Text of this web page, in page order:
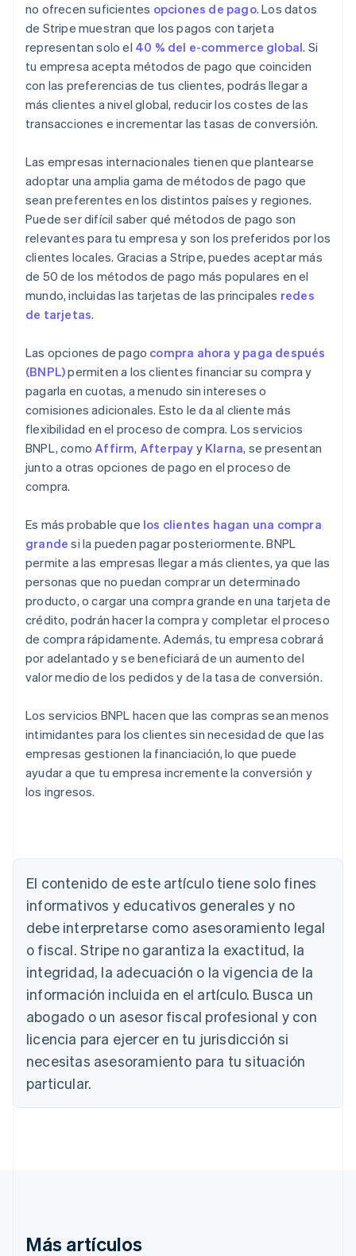
no ofrecen suficientes opciones de pago. Los datos
de Stripe muestran que los pagos con tarjeta
representan solo el 40 % del e-commerce global. Si
tu empresa acepta métodos de pago que coinciden
con las preferencias de tus clientes, podrás llegar a
más clientes a nivel global, reducir los costes de las
transacciones e incrementar las tasas de conversión.
Las empresas internacionales tienen que plantearse
adoptar una amplia gama de métodos de pago que
sean preferentes en los distintos países y regiones.
Puede ser difícil saber qué métodos de pago son
relevantes para tu empresa y son los preferidos por los
clientes locales. Gracias a Stripe, puedes aceptar más
de 50 de los métodos de pago más populares en el
mundo, incluidas las tarjetas de las principales redes
de tarjetas.
Las opciones de pago compra ahora y paga después
(BNPL)permiten a los clientes financiar su compra y
pagarla en cuotas, a menudo sin intereses o
comisiones adicionales. Esto le da al cliente más
flexibilidad en el proceso de compra. Los servicios
BNPL, comoAffirm, Afterpay y Klarna, se presentan
junto a otras opciones de pago en el proceso de
compra.
Es más probable que los clientes hagan una compra
grande si la pueden pagar posteriormente. BNPL
permite a las empresas llegar a más clientes, ya que las
personas que no puedan comprar un determinado
producto, o cargar una compra grande en una tarjeta de
crédito, podrán hacer la compra y completar el proceso
de compra rápidamente. Además, tu empresa cobrará
por adelantado y se beneficiará de un aumento del
valor medio de los pedidos y de la tasa de conversión.
Los servicios BNPL hacen que las compras sean menos
intimidantes para los clientes sin necesidad de que las
empresas gestionen la financiación, lo que puede
ayudar a que tu empresa incremente la conversión y
los ingresos.
El contenido de este artículo tiene solo fines
informativos y educativos generales y no
debe interpretarse como asesoramiento legal
o fiscal. Stripe no garantiza la exactitud, la
integridad, la adecuación o la vigencia de la
información incluida en el artículo. Busca un
abogado o un asesor fiscal profesional y con
licencia para ejercer en tu jurisdicción si
necesitas asesoramiento para tu situación
particular.
Más artículos
DeutschEnglish
Australia
Austria
DeutschEnglish
Bélgica
Nederlands
Brasil
PortuguêsEnglish
Bulgaria
English
Canadá
English
China continental
简体中文English
English